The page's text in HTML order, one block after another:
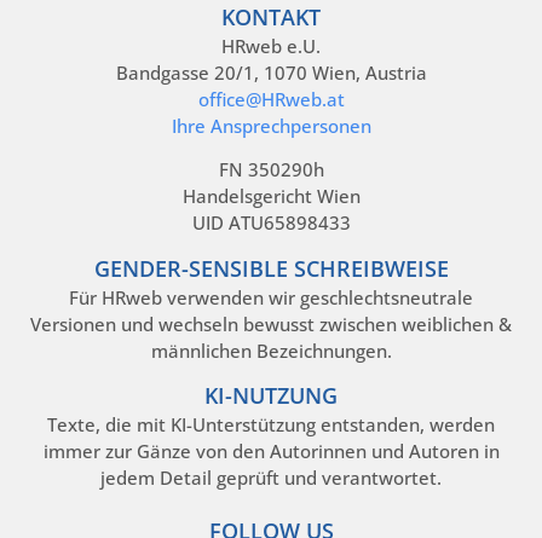
KONTAKT
HRweb e.U.
Bandgasse 20/1, 1070 Wien, Austria
office@HRweb.at
Ihre Ansprechpersonen
FN 350290h
Handelsgericht Wien
UID ATU65898433
GENDER-SENSIBLE SCHREIBWEISE
Für HRweb verwenden wir geschlechtsneutrale
Versionen und wechseln bewusst zwischen weiblichen &
männlichen Bezeichnungen.
KI-NUTZUNG
Texte, die mit KI-Unterstützung entstanden, werden
immer zur Gänze von den Autorinnen und Autoren in
jedem Detail geprüft und verantwortet.
FOLLOW US